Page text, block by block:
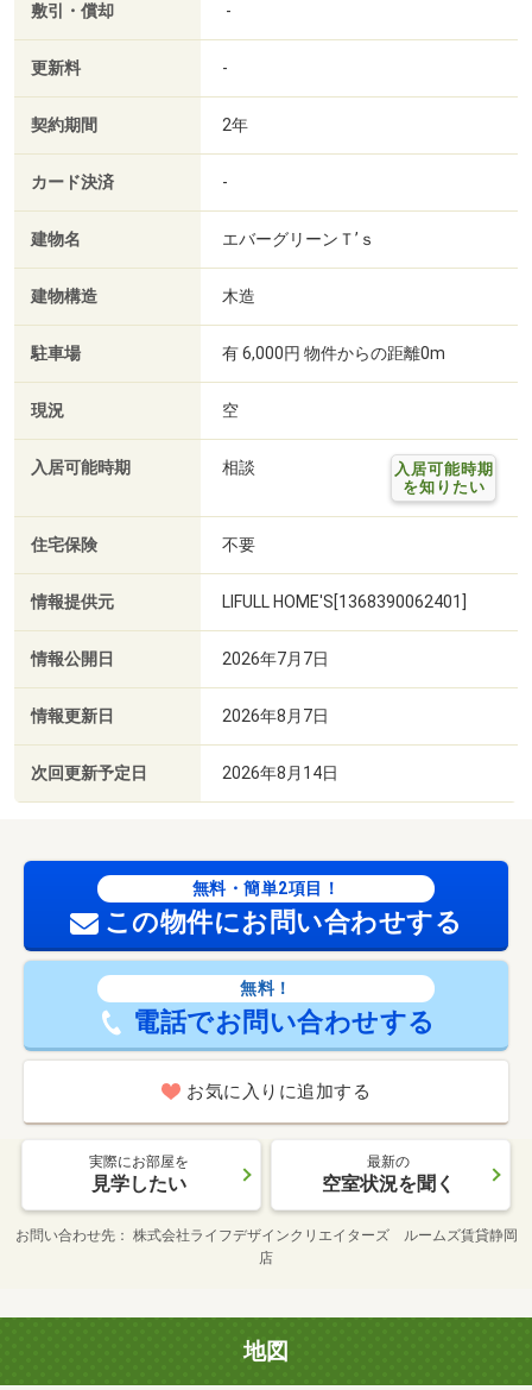
敷引・償却 -
更新料 -
契約期間 2年
カード決済 -
建物名 エバーグリーンＴ’ｓ
建物構造 木造
駐車場 有 6,000円 物件からの距離0m
現況 空
入居可能時期 相談
入居可能時期
を知りたい
住宅保険 不要
情報提供元 LIFULL HOME'S[1368390062401]
情報公開日 2026年7月7日
情報更新日 2026年8月7日
次回更新予定日 2026年8月14日
無料・簡単2項目！
この物件にお問い合わせする
無料！
電話でお問い合わせする
お気に入りに追加する
実際にお部屋を
見学したい
最新の
空室状況を聞く
お問い合わせ先
株式会社ライフデザインクリエイターズ ルームズ賃貸静岡
店
地図